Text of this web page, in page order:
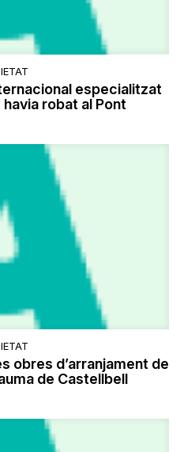
especialitzat
robat al Pont
obres d’arranjament de
de Castellbell